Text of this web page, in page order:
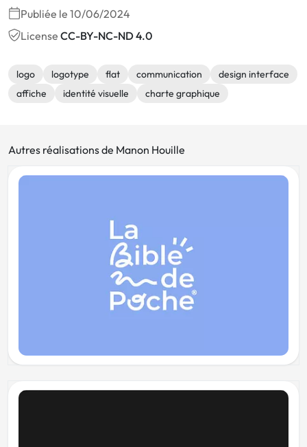
Publiée le 10/06/2024
License CC-BY-NC-ND 4.0
logo logotype flat communication
design interface
affiche
identité visuelle charte graphique
Autres réalisations de Manon Houille